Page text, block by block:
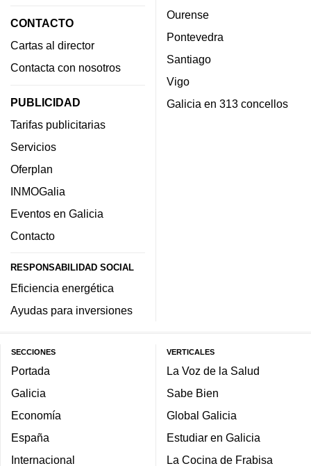
CONTACTO
Cartas al director
Contacta con nosotros
PUBLICIDAD
Tarifas publicitarias
Servicios
Oferplan
INMOGalia
Eventos en Galicia
Contacto
RESPONSABILIDAD SOCIAL
Eficiencia energética
Ayudas para inversiones
Ourense
Pontevedra
Santiago
Vigo
Galicia en 313 concellos
SECCIONES
Portada
Galicia
Economía
España
Internacional
VERTICALES
La Voz de la Salud
Sabe Bien
Global Galicia
Estudiar en Galicia
La Cocina de Frabisa